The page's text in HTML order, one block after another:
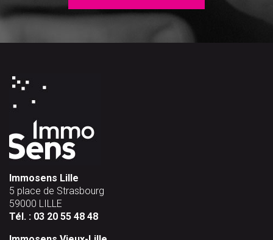
Immosens Lille
5 place de Strasbourg
59000 LILLE
Tél. : 03 20 55 48 48